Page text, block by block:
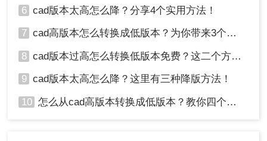
文件中的所有功能和元素。
定影响，特别是在转换为较低版本时。因此，在转
换后，请仔细检查文件以确保其满足您的要求。
份原始文件。这样，如果转换过程中出现问题，您
可以随时恢复到原始状态。
6 cad版本太高怎么降？分享4个实用方法！
7 cad高版本怎么转换成低版本？为你带来3个好用的方法！
8 cad版本过高怎么转换低版本免费？这二个方法了解一下！
9 cad版本太高怎么降？这里有三种降版方法！
10 怎么从cad高版本转换成低版本？教你四个小妙招轻松搞定！